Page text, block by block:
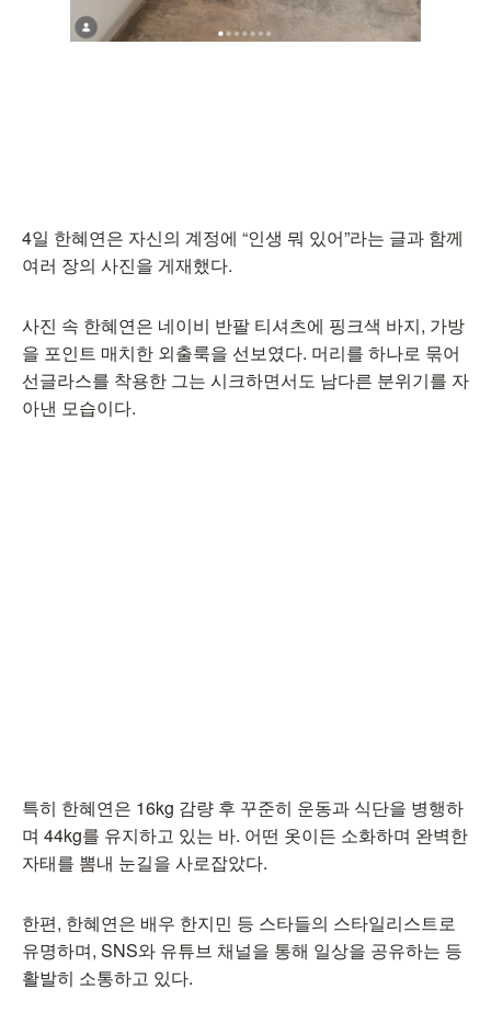
4일 한혜연은 자신의 계정에 “인생 뭐 있어”라는 글과 함께
여러 장의 사진을 게재했다.
사진 속 한혜연은 네이비 반팔 티셔츠에 핑크색 바지, 가방
을 포인트 매치한 외출룩을 선보였다. 머리를 하나로 묶어
선글라스를 착용한 그는 시크하면서도 남다른 분위기를 자
아낸 모습이다.
특히 한혜연은 16kg 감량 후 꾸준히 운동과 식단을 병행하
며 44kg를 유지하고 있는 바. 어떤 옷이든 소화하며 완벽한
자태를 뽐내 눈길을 사로잡았다.
한편, 한혜연은 배우 한지민 등 스타들의 스타일리스트로
유명하며, SNS와 유튜브 채널을 통해 일상을 공유하는 등
활발히 소통하고 있다.